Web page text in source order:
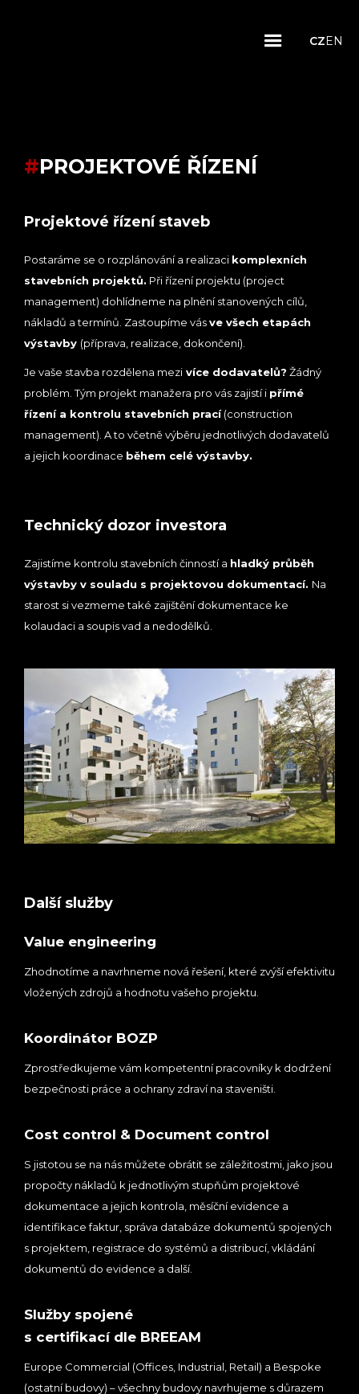
CZEN
#PROJEKTOVÉ ŘÍZENÍ
Projektové řízení staveb
Postaráme se o rozplánování a realizaci komplexních
stavebních projektů. Při řízení projektu (project
management) dohlídneme na plnění stanovených cílů,
nákladů a termínů. Zastoupíme vásve všech etapách
výstavby (příprava, realizace, dokončení).
Je vaše stavba rozdělena mezi více dodavatelů? Žádný
problém. Tým projekt manažera pro vás zajistí i přímé
řízení a kontrolu stavebních prací(construction
management). A to včetně výběru jednotlivých dodavatelů
a jejich koordinace během celé výstavby.
Technický dozor investora
Zajistíme kontrolu stavebních činností a hladký průběh
výstavby v souladu s projektovou dokumentací. Na
starost si vezmeme také zajištění dokumentace ke
kolaudaci a soupis vad a nedodělků.
Další služby
Value engineering
Zhodnotíme a navrhneme nová řešení, které zvýší efektivitu
vložených zdrojů a hodnotu vašeho projektu.
Koordinátor BOZP
Zprostředkujeme vám kompetentní pracovníky k dodržení
bezpečnosti práce a ochrany zdraví na staveništi.
Cost control & Document control
S jistotou se na nás můžete obrátit se záležitostmi, jako jsou
propočty nákladů k jednotlivým stupňům projektové
dokumentace a jejich kontrola, měsíční evidence a
identifikace faktur, správa databáze dokumentů spojených
s projektem, registrace do systémů a distribucí, vkládání
dokumentů do evidence a další.
Služby spojené
s certifikací dle BREEAM
Europe Commercial (Offices, Industrial, Retail) a Bespoke
(ostatní budovy) – všechny budovy navrhujeme s důrazem